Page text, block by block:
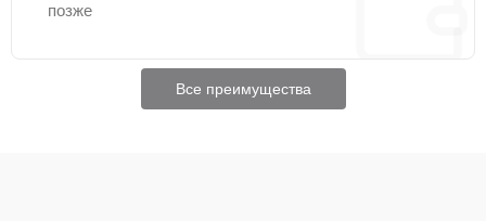
позже
Все преимущества